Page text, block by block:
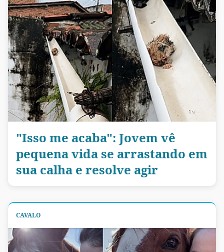
"Isso me acaba": Jovem vê
pequena vida se arrastando em
sua calha e resolve agir
CAVALO